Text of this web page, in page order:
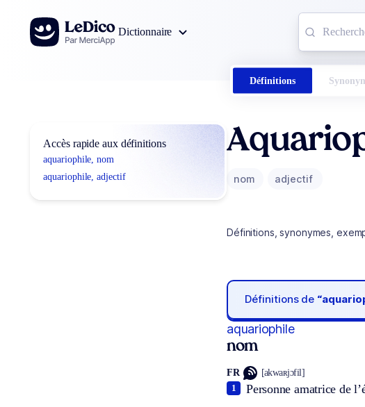
Aller au contenu
Dictionnaire
Définitions
Accès rapide aux définitions
aquariophile, nom
aquariophile, adjectif
nom adjectif
Définitions, synonymes,
Définitions de
aquariophile
nom
FR [akwaʀjɔfil]
Personne amatrice de
1